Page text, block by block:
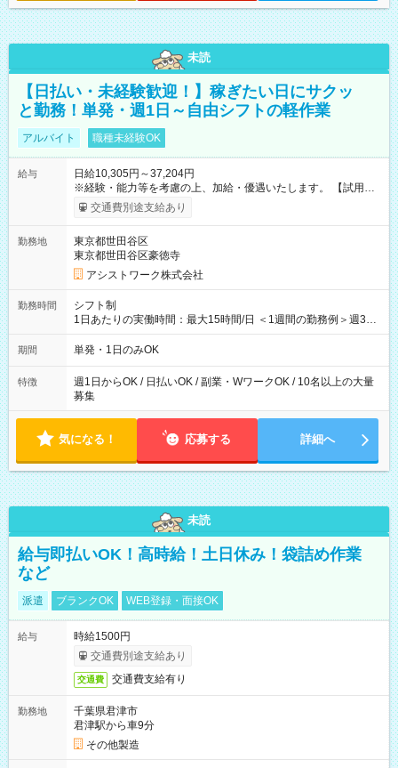
未読
【日払い・未経験歓迎！】稼ぎたい日にサクッ
と勤務！単発・週1日～自由シフトの軽作業
アルバイト 職種未経験OK
給与
日給10,305円～37,204円
※経験・能力等を考慮の上、加給・優遇いたします。 【試用期
間】試用期間なし
交通費別途支給あり
勤務地
東京都世田谷区
東京都世田谷区豪徳寺
アシストワーク株式会社
勤務時間
シフト制
1日あたりの実働時間：最大15時間/日 ＜1週間の勤務例＞週3回
勤務 勤務：月・水・金 休み：火・木・土・日 好きな時にお仕事
可能です！ ※1日あたりの最大実働時間は日勤、夜勤共に勤務し
期間 単発・1日のみOK
特徴
週1日からOK / 日払いOK / 副業・WワークOK / 10名以上の大量
募集
気になる！ 応募する 詳細へ
未読
給与即払いOK！高時給！土日休み！袋詰め作業
など
派遣 ブランクOK WEB登録・面接OK
給与
時給1500円
交通費別途支給あり
交通費 交通費支給有り
勤務地
千葉県君津市
君津駅から車9分
その他製造